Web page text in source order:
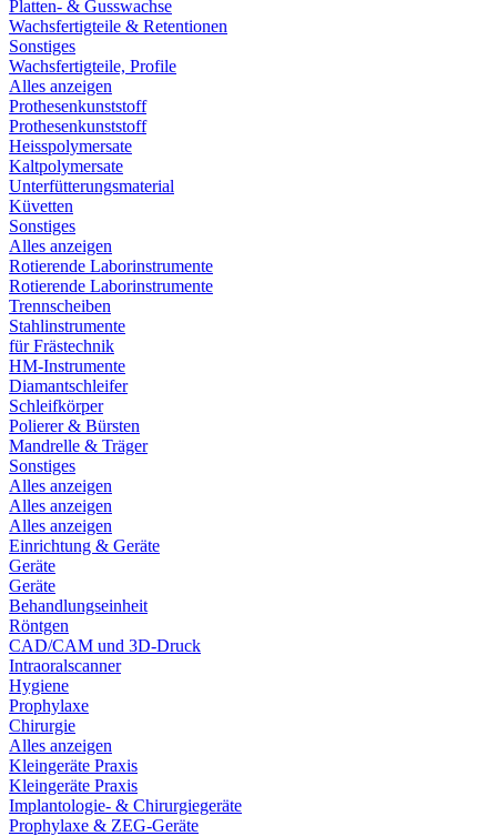
Platten- & Gusswachse
Wachsfertigteile & Retentionen
Sonstiges
Wachsfertigteile, Profile
Alles anzeigen
Prothesenkunststoff
Prothesenkunststoff
Heisspolymersate
Kaltpolymersate
Unterfütterungsmaterial
Küvetten
Sonstiges
Alles anzeigen
Rotierende Laborinstrumente
Rotierende Laborinstrumente
Trennscheiben
Stahlinstrumente
für Frästechnik
HM-Instrumente
Diamantschleifer
Schleifkörper
Polierer & Bürsten
Mandrelle & Träger
Sonstiges
Alles anzeigen
Alles anzeigen
Alles anzeigen
Einrichtung & Geräte
Geräte
Geräte
Behandlungseinheit
Röntgen
CAD/CAM und 3D-Druck
Intraoralscanner
Hygiene
Prophylaxe
Chirurgie
Alles anzeigen
Kleingeräte Praxis
Kleingeräte Praxis
Implantologie- & Chirurgiegeräte
Prophylaxe & ZEG-Geräte